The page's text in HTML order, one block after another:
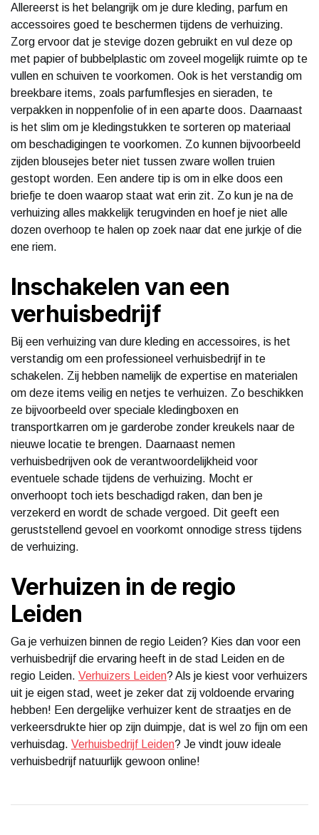
Allereerst is het belangrijk om je dure kleding, parfum en
accessoires goed te beschermen tijdens de verhuizing.
Zorg ervoor dat je stevige dozen gebruikt en vul deze op
met papier of bubbelplastic om zoveel mogelijk ruimte op te
vullen en schuiven te voorkomen. Ook is het verstandig om
breekbare items, zoals parfumflesjes en sieraden, te
verpakken in noppenfolie of in een aparte doos. Daarnaast
is het slim om je kledingstukken te sorteren op materiaal
om beschadigingen te voorkomen. Zo kunnen bijvoorbeeld
zijden blousejes beter niet tussen zware wollen truien
gestopt worden. Een andere tip is om in elke doos een
briefje te doen waarop staat wat erin zit. Zo kun je na de
verhuizing alles makkelijk terugvinden en hoef je niet alle
dozen overhoop te halen op zoek naar dat ene jurkje of die
ene riem.
Inschakelen van een
verhuisbedrijf
Bij een verhuizing van dure kleding en accessoires, is het
verstandig om een professioneel verhuisbedrijf in te
schakelen. Zij hebben namelijk de expertise en materialen
om deze items veilig en netjes te verhuizen. Zo beschikken
ze bijvoorbeeld over speciale kledingboxen en
transportkarren om je garderobe zonder kreukels naar de
nieuwe locatie te brengen. Daarnaast nemen
verhuisbedrijven ook de verantwoordelijkheid voor
eventuele schade tijdens de verhuizing. Mocht er
onverhoopt toch iets beschadigd raken, dan ben je
verzekerd en wordt de schade vergoed. Dit geeft een
geruststellend gevoel en voorkomt onnodige stress tijdens
de verhuizing.
Verhuizen in de regio
Leiden
Ga je verhuizen binnen de regio Leiden? Kies dan voor een
verhuisbedrijf die ervaring heeft in de stad Leiden en de
regio Leiden. Verhuizers Leiden? Als je kiest voor verhuizers
uit je eigen stad, weet je zeker dat zij voldoende ervaring
hebben! Een dergelijke verhuizer kent de straatjes en de
verkeersdrukte hier op zijn duimpje, dat is wel zo fijn om een
verhuisdag. Verhuisbedrijf Leiden? Je vindt jouw ideale
verhuisbedrijf natuurlijk gewoon online!